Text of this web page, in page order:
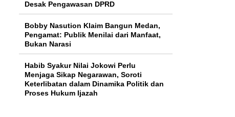
Desak Pengawasan DPRD
Bobby Nasution Klaim Bangun Medan,
Pengamat: Publik Menilai dari Manfaat,
Bukan Narasi
Habib Syakur Nilai Jokowi Perlu
Menjaga Sikap Negarawan, Soroti
Keterlibatan dalam Dinamika Politik dan
Proses Hukum Ijazah